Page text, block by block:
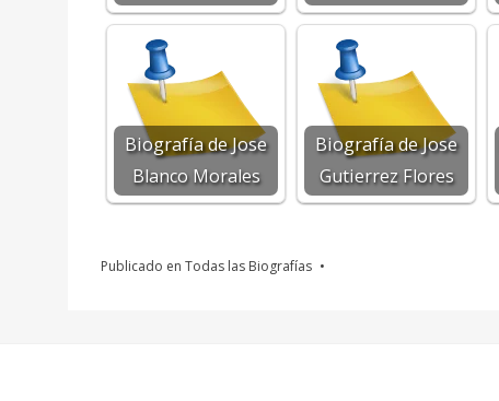
Biografía de Jose
Blanco Morales
Biografía de Jose
Gutierrez Flores
Publicado en Todas las Biografías